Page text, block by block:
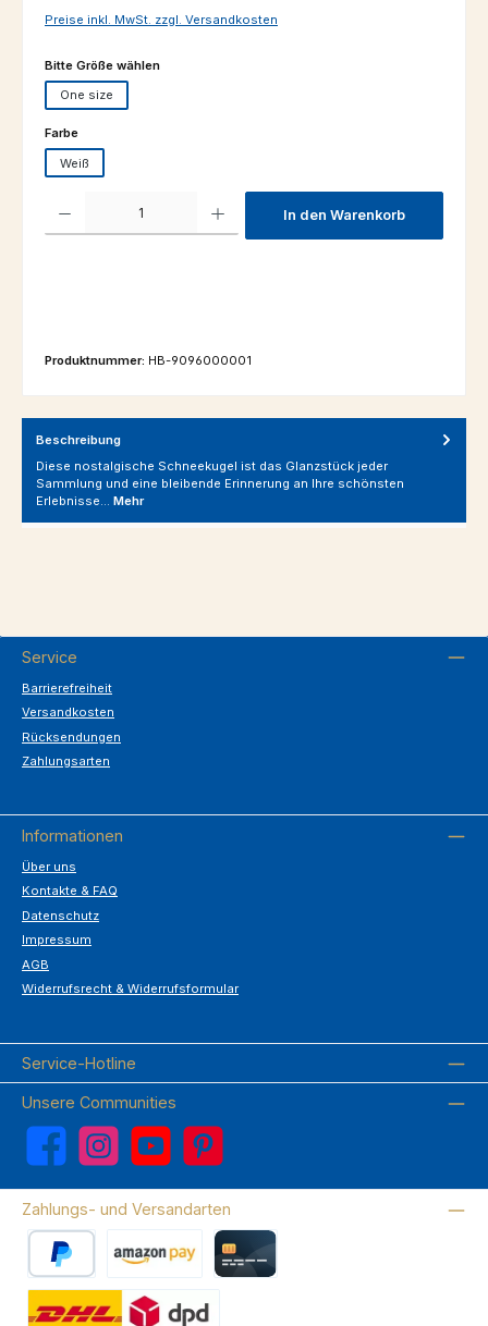
Preise inkl. MwSt. zzgl. Versandkosten
Bitte Größe wählenauswählen
One size
Farbeauswählen
Weiß
In den Warenkorb
Produktnummer: HB-9096000001
Beschreibung
Diese nostalgische Schneekugel ist das Glanzstück jeder
Sammlung und eine bleibende Erinnerung an Ihre schönsten
Erlebnisse… Mehr
Service
Barrierefreiheit
Versandkosten
Rücksendungen
Zahlungsarten
Informationen
Über uns
Kontakte & FAQ
Datenschutz
Impressum
AGB
Widerrufsrecht & Widerrufsformular
Service-Hotline
Unsere Communities
Facebook Instagram YouTube Pinterest
Zahlungs- und Versandarten